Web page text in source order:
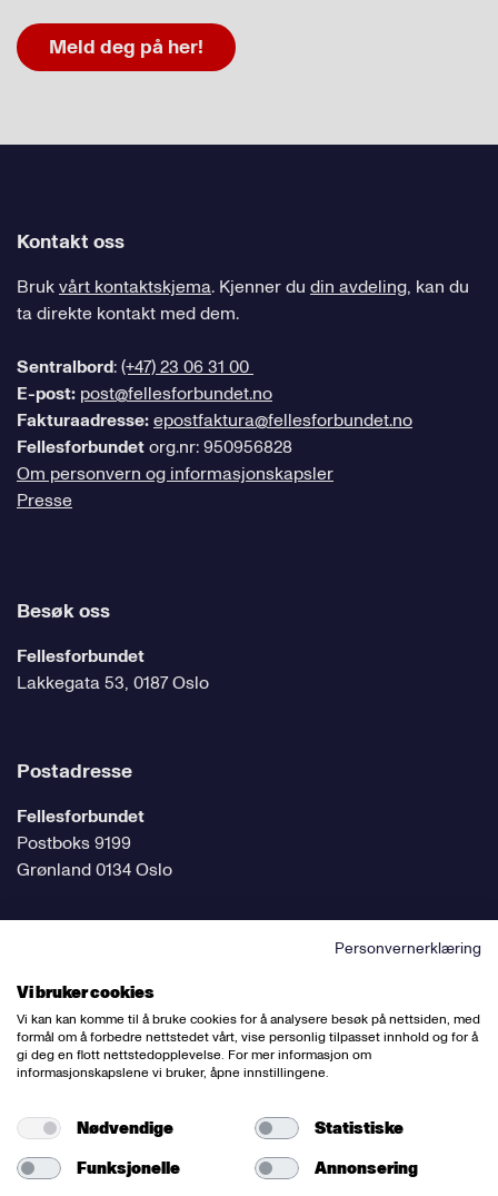
Meld deg på her!
Kontakt oss
Brukvårt kontaktskjema. Kjenner du din avdeling, kan du
ta direkte kontakt med dem.
Sentralbord:(+47) 23 06 31 00
E-post: post@fellesforbundet.no
Fakturaadresse:epostfaktura@fellesforbundet.no
Fellesforbundetorg.nr: 950956828
Om personvern og informasjonskapsler
Presse
Besøk oss
Fellesforbundet
Lakkegata 53, 0187 Oslo
Postadresse
Fellesforbundet
Postboks 9199
Grønland 0134 Oslo
Følg oss på sosiale medier
Nettredaktør:Willy Bergsnov
Varsling og etiske retningslinjer
Personvernerklæring
Vi bruker cookies
Vi kan kan komme til å bruke cookies for å analysere besøk på nettsiden, med
formål om å forbedre nettstedet vårt, vise personlig tilpasset innhold og for å
gi deg en flott nettstedopplevelse. For mer informasjon om
informasjonskapslene vi bruker, åpne innstillingene.
Nødvendige
Statistiske
Funksjonelle
Annonsering